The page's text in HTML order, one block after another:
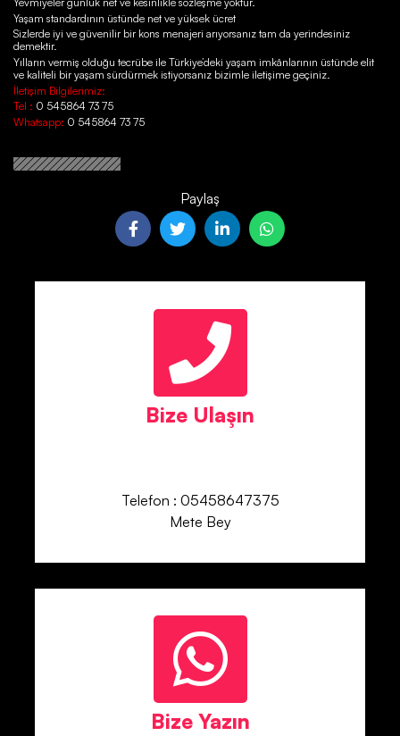
Yaşam standardının üstünde net ve yüksek ücret
Sizlerde iyi ve güvenilir bir kons menajeri arıyorsanız tam da yerindesiniz
demektir.
Yılların vermiş olduğu tecrübe ile Türkiye’deki yaşam imkânlarının üstünde elit
ve kaliteli bir yaşam sürdürmek istiyorsanız bizimle iletişime geçiniz.
İletişim Bilgilerimiz:
Tel : 0 545864 73 75
Whatsapp: 0 545864 73 75
Paylaş
Bize Ulaşın
Telefon : 05458647375
Mete Bey
Bize Yazın